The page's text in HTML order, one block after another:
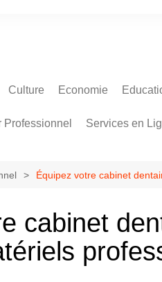
Culture Economie
Professionnel Services en
Équipez votre cabinet
cabinet